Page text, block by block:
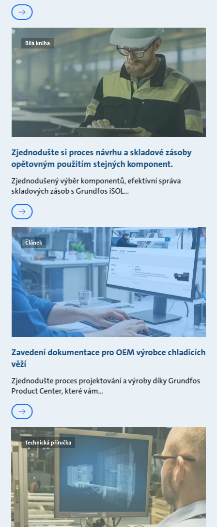
Bílá kniha
Zjednodušte si proces návrhu a skladové zásoby
opětovným použitím stejných komponent.
Zjednodušený výběr komponentů, efektivní správa
skladových zásob s Grundfos iSOL
Článek
Zavedení dokumentace pro OEM výrobce chladicích
věží
Zjednodušte proces projektování a výroby díky Grundfos
Product Center, které vám
Technická příručka